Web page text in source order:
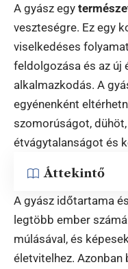
A gyász egy
veszteségre. Ez egy
viselkedéses
feldolgozása és az új
alkalmazkodás. A
egyénenként
szomorúságot,
étvágytalanságot és
Áttekintő
A gyász időtartama
legtöbb ember
múlásával, és
életvitelhez. Azonban